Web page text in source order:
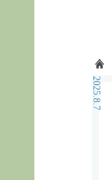
2025.8.7